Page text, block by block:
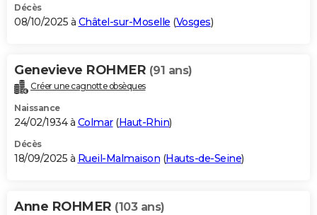
Décès
08/10/2025 à Châtel-sur-Moselle (Vosges)
Genevieve ROHMER (91 ans)
Créer une cagnotte obsèques
Naissance
24/02/1934 à Colmar(Haut-Rhin)
Décès
18/09/2025 à Rueil-Malmaison (Hauts-de-Seine)
Anne ROHMER (103 ans)